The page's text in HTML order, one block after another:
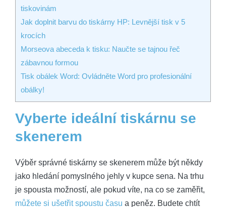
tiskovinám
Jak doplnit barvu do tiskárny HP: Levnější tisk v 5
krocích
Morseova abeceda k tisku: Naučte se tajnou řeč
zábavnou formou
Tisk obálek Word: Ovládněte Word pro profesionální
obálky!
Vyberte ideální tiskárnu se
skenerem
Výběr správné tiskárny se skenerem může být někdy
jako hledání pomyslného jehly v kupce sena. Na trhu
je spousta možností, ale pokud víte, na co se zaměřit,
můžete si ušetřit spoustu času a peněz. Budete chtít